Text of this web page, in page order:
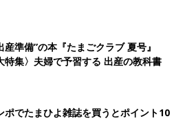
産準備”の本『たまごクラブ 夏号』
特集〉夫婦で予習する 出産の教科書
ポでたまひよ雑誌を買うとポイント10